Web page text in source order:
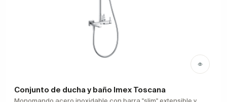
Conjunto de ducha y baño Imex Toscana